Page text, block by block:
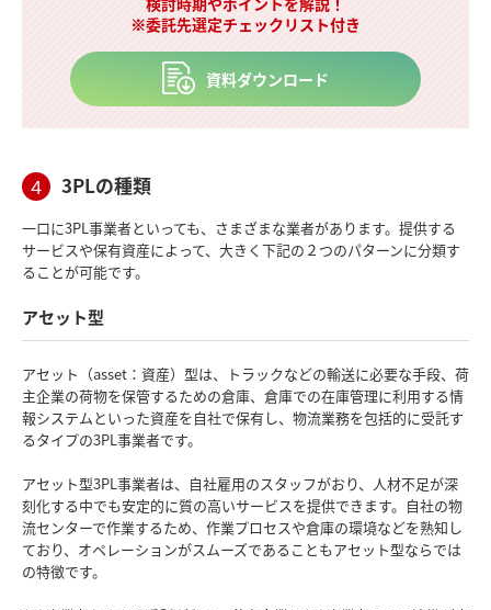
※委託先選定チェックリスト付き
資料ダウンロード
４ 3PLの種類
一口に3PL事業者といっても、さまざまな業者があります。提供する
サービスや保有資産によって、大きく下記の２つのパターンに分類す
ることが可能です。
アセット型
アセット（asset：資産）型は、トラックなどの輸送に必要な手段、荷
主企業の荷物を保管するための倉庫、倉庫での在庫管理に利用する情
報システムといった資産を自社で保有し、物流業務を包括的に受託す
るタイプの3PL事業者です。
アセット型3PL事業者は、自社雇用のスタッフがおり、人材不足が深
刻化する中でも安定的に質の高いサービスを提供できます。自社の物
流センターで作業するため、作業プロセスや倉庫の環境などを熟知し
ており、オペレーションがスムーズであることもアセット型ならでは
の特徴です。